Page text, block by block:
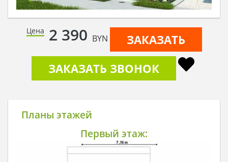
Цена 2 390 BYN
ЗАКАЗАТЬ
ЗАКАЗАТЬ ЗВОНОК
Планы этажей
Первый этаж: